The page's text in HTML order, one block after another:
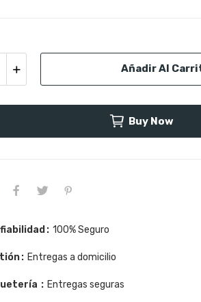
Añadir Al
Buy Now
100% Seguro
Entregas a domicilio
Entregas seguras